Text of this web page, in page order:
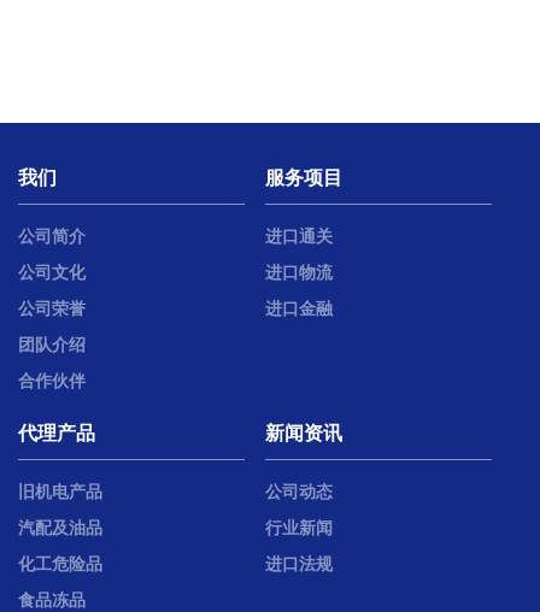
我们
公司简介
公司文化
公司荣誉
团队介绍
合作伙伴
服务项目
进口通关
进口物流
进口金融
代理产品
旧机电产品
汽配及油品
化工危险品
食品冻品
新闻资讯
公司动态
行业新闻
进口法规